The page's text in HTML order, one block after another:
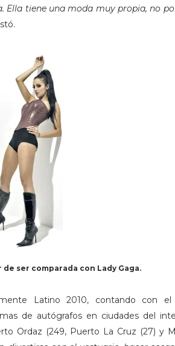
Ella tiene una moda muy propia, no
ser comparada con Lady Gaga.
Latino 2010, contando con
de autógrafos en ciudades del
Ordaz (249, Puerto La Cruz (27) y